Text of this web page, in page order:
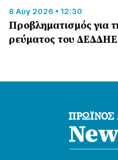
8 Αύγ 2026 • 12:30
Προβληματισμός για
ρεύματος του ΔΕΔΔΗΕ